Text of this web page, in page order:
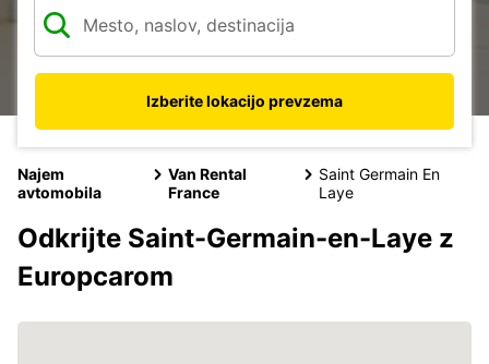
Izberite lokacijo prevzema
Najem
avtomobila
Van Rental
France
Saint Germain En
Laye
Odkrijte Saint-Germain-en-Laye z
Europcarom